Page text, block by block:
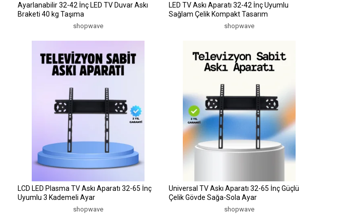
Ayarlanabilir 32-42 İnç LED TV Duvar Askı
Braketi 40 kg Taşıma
shopwave
LED TV Askı Aparatı 32-42 İnç Uyumlu
Sağlam Çelik Kompakt Tasarım
shopwave
LCD LED Plasma TV Askı Aparatı 32-65 İnç
Uyumlu 3 Kademeli Ayar
shopwave
Universal TV Askı Aparatı 32-65 İnç Güçlü
Çelik Gövde Sağa-Sola Ayar
shopwave